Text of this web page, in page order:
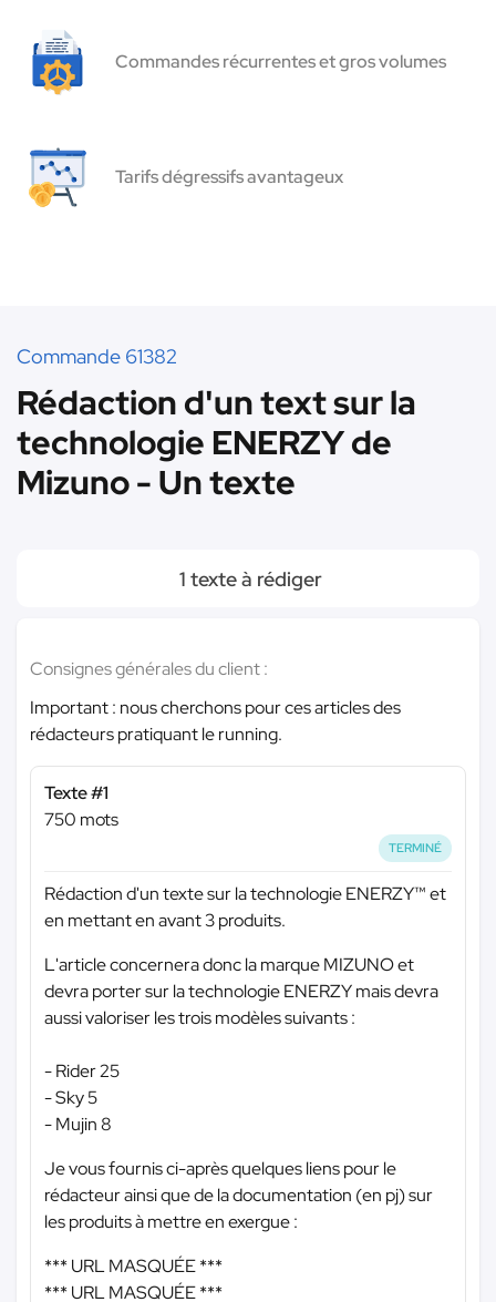
Commandes récurrentes et gros volumes
Tarifs dégressifs avantageux
Commande 61382
Rédaction d'un text sur la
technologie ENERZY de
Mizuno - Un texte
1 texte à rédiger
Consignes générales du client :
Important : nous cherchons pour ces articles des
rédacteurs pratiquant le running.
Texte #1
750 mots
TERMINÉ
Rédaction d'un texte sur la technologie ENERZY™ et
en mettant en avant 3 produits.
L'article concernera donc la marque MIZUNO et
devra porter sur la technologie ENERZY mais devra
aussi valoriser les trois modèles suivants :
- Rider 25
- Sky 5
- Mujin 8
Je vous fournis ci-après quelques liens pour le
rédacteur ainsi que de la documentation (en pj) sur
les produits à mettre en exergue :
*** URL MASQUÉE ***
*** URL MASQUÉE ***